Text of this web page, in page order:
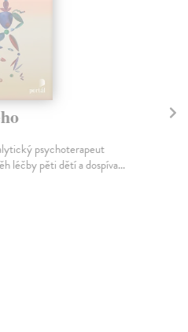
psychoterapeut
léčby pěti dětí a dospíva...